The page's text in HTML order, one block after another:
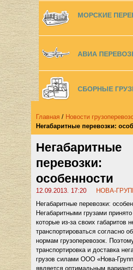
МОРСКИЕ
АВИА
СБОРНЫЕ
Главная / Новости
Негабаритные перевозки:
Негабаритные
перевозки:
особенности
12.09.2013. 17:20
НОВА-
Негабаритные перевозки:
Негабаритными грузами
которые из-за своих габаритов
транспортироваться согласно
нормам грузоперевозок.
транспортировка и доставка
грузов силами ООО «Нова-
является оптимальным